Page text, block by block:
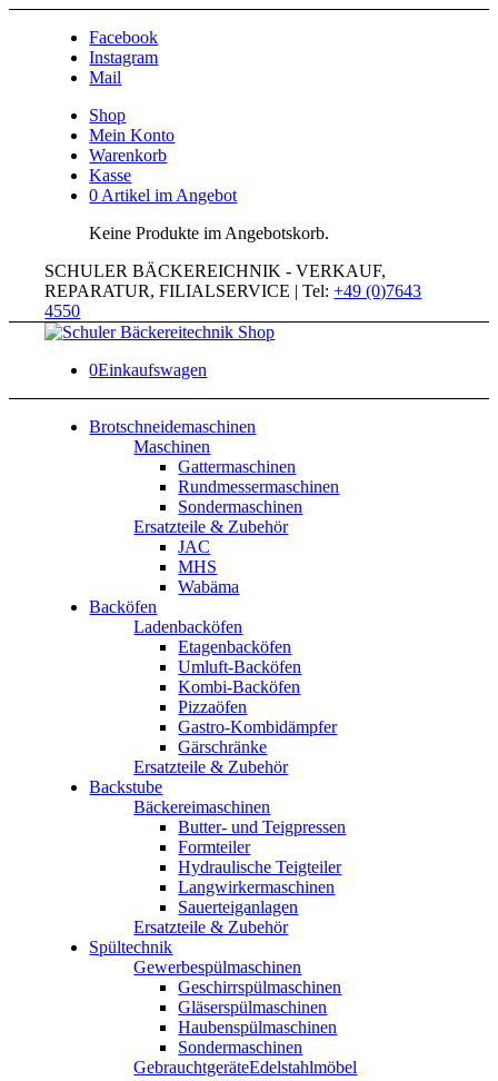
Facebook
Instagram
Mail
Shop
Mein Konto
Warenkorb
Kasse
0 Artikel im Angebot
Keine Produkte im Angebotskorb.
SCHULER BÄCKEREICHNIK - VERKAUF,
REPARATUR, FILIALSERVICE | Tel:+49 (0)7643
4550
0Einkaufswagen
Brotschneidemaschinen
Maschinen
Gattermaschinen
Rundmessermaschinen
Sondermaschinen
Ersatzteile & Zubehör
JAC
MHS
Wabäma
Backöfen
Ladenbacköfen
Etagenbacköfen
Umluft-Backöfen
Kombi-Backöfen
Pizzaöfen
Gastro-Kombidämpfer
Gärschränke
Ersatzteile & Zubehör
Backstube
Bäckereimaschinen
Butter- und Teigpressen
Formteiler
Hydraulische Teigteiler
Langwirkermaschinen
Sauerteiganlagen
Ersatzteile & Zubehör
Spültechnik
Gewerbespülmaschinen
Geschirrspülmaschinen
Gläserspülmaschinen
Haubenspülmaschinen
Sondermaschinen
GebrauchtgeräteEdelstahlmöbel